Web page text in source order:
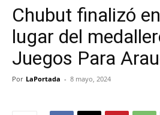
Chubut finalizó
lugar del
Juegos Para
Por LaPortada - 8 mayo, 2024